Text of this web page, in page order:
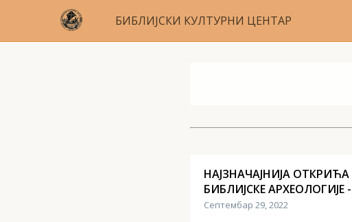
БИБЛИЈСКИ КУЛТУРНИ ЦЕНТАР
НАЈЗНАЧАЈНИЈА
БИБЛИЈСКЕ АРХЕОЛОГИЈЕ -
Септембар 29, 2022